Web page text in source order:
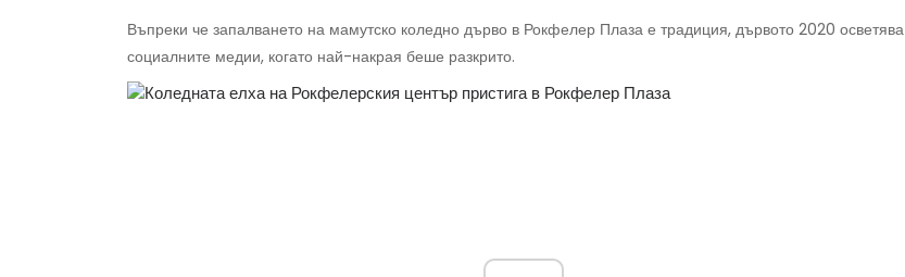
Въпреки че запалването на мамутско коледно дърво в Рокфелер Плаза е традиция, дървото 2020 осветява
социалните медии, когато най-накрая беше разкрито.